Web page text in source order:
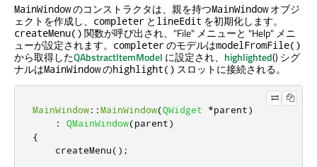
MainWindowのコンストラクタは、親を持つMainWindowオブジ
ェクトを作成し、 completer と lineEdit を初期化します。
createMenu() 関数が呼び出され、"File" メニューと "Help" メニ
ューが設定されます。 completerのモデルはmodelFromFile()
から取得したQAbstractItemModel に設定され、 highlighted() シグ
ナルはMainWindowのhighlight() スロットに接続される。
MainWindow::MainWindow(QWidget *parent)
:
QMainWindow(parent)
{
    createMenu
();